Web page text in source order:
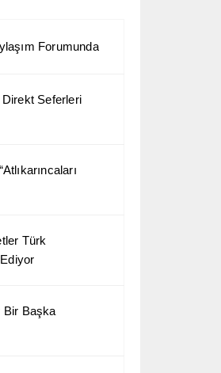
Forumunda
Seferleri
Türk
Ediyor
Bir Başka